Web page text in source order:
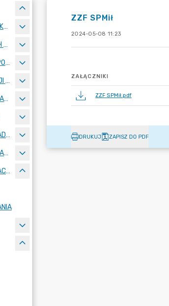
CENTRUM KULTURY I BIBLIOTEKA PUBLICZNA
CENTRUM USŁUG WSPÓLNYCH W MALANOWIE
GMINNY OŚRODEK POMOCY SPOŁECZNEJ
OŚRODEK SPORTU I REKREACJI W MALANOWIE
PRZEDSIĘBIORSTWO GOSPODARKI KOMUNALNEJ
SZKOŁA PODSTAWOWA W DZIADOWICACH
SZKOŁA PODSTAWOWA W MALANOWIE
SZKOŁA PODSTAWOWA W MIŁACZEWIE
ZZF SPMił
2024-05-08 11:23
ZAŁĄCZNIKI
ZZF SPMił.pdf
DRUKUJ ZAPISZ DO PDF